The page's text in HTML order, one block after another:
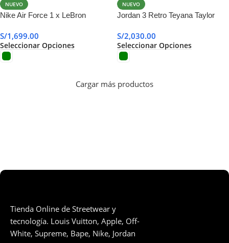
NUEVO
Nike Air Force 1 x LeBron
S/1,699.00
Seleccionar Opciones
NUEVO
Jordan 3 Retro Teyana Taylor
S/2,030.00
Seleccionar Opciones
Cargar más productos
Tienda Online de Streetwear y
tecnología. Louis Vuitton, Apple, Off-
White, Supreme, Bape, Nike, Jordan